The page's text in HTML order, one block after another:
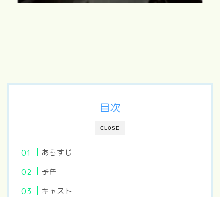
CLOSE
目次
あらすじ
予告
キャスト